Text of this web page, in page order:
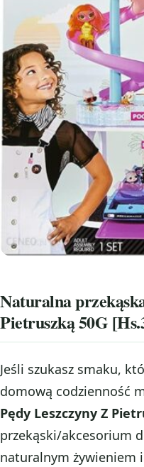
Naturalna
Pietruszką 50G
Jeśli szukasz smaku,
domową codzienność
Pędy Leszczyny Z
przekąski/akcesorium
naturalnym żywieniem